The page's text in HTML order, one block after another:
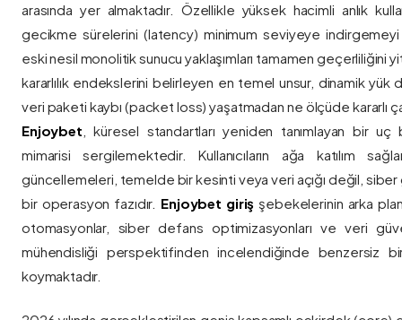
arasında yer almaktadır. Özellikle yüksek hacimli anlık
gecikme sürelerini (latency) minimum seviyeye
eski nesil monolitik sunucu yaklaşımları tamamen geçerliliğini
kararlılık endekslerini belirleyen en temel unsur, dinamik yük
veri paketi kaybı (packet loss) yaşatmadan ne ölçüde kararlı
Enjoybet , küresel standartları yeniden tanımlayan bir
mimarisi sergilemektedir. Kullanıcıların ağa katılım
güncellemeleri, temelde bir kesinti veya veri açığı değil, siber
bir operasyon fazıdır. Enjoybet giriş şebekelerinin arka
otomasyonlar, siber defans optimizasyonları ve veri
mühendisliği perspektifinden incelendiğinde benzersiz
koymaktadır.